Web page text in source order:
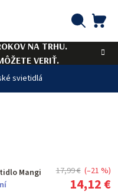
NA TRHU.
VERIŤ.
svietidlá
Mangi
17,99 € (–21 %)
14,12 €